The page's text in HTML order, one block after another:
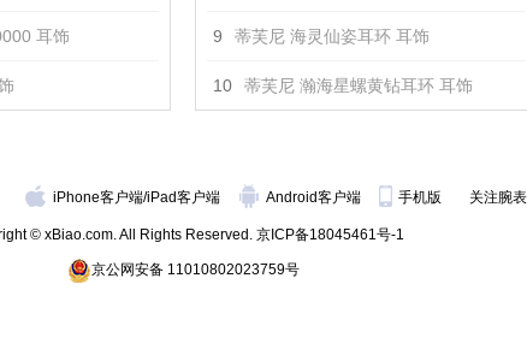
耳饰 9 蒂芙尼 海灵仙姿耳环 耳饰
10 蒂芙尼 瀚海星螺黄钻耳环 耳饰
iPhone客户端/iPad客户端 Android客户端 手机版 关注腕
© xBiao.com. All Rights Reserved. 京ICP备18045461号-1
京公网安备 11010802023759号